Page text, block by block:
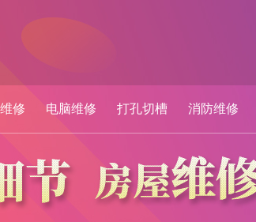
修 电脑维修 打孔切槽 消防维修